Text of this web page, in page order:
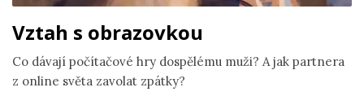
Vztah s obrazovkou
Co dávají počítačové hry dospělému muži? A jak partnera
z online světa zavolat zpátky?